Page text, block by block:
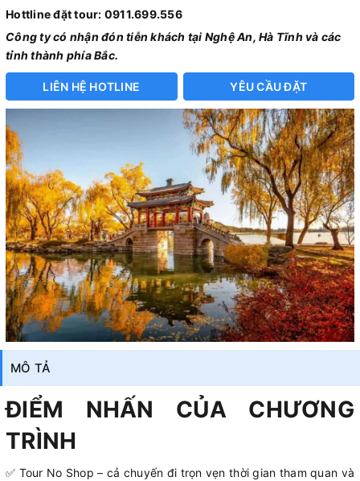
MÔ TẢ
ĐIỂM NHẤN CỦA CHƯƠNG
TRÌNH
✅ Tour No Shop – cả chuyến đi trọn vẹn thời gian tham quan và
Hottline đặt tour: 0911.699.556
Công ty có nhận đón tiễn khách tại Nghệ An, Hà Tĩnh và các
tỉnh thành phía Bắc.
LIÊN HỆ HOTLINE YÊU CẦU ĐẶT